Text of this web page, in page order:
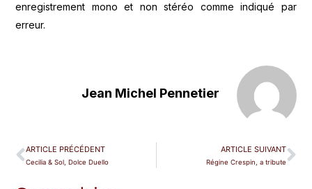
enregistrement mono et non stéréo comme indiqué par
erreur.
Jean Michel Pennetier
ARTICLE PRÉCÉDENT
Cecilia & Sol, Dolce Duello
ARTICLE SUIVANT
Régine Crespin, a tribute